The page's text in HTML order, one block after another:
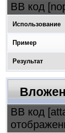
BB код
Использование
Пример
Результат
BB код